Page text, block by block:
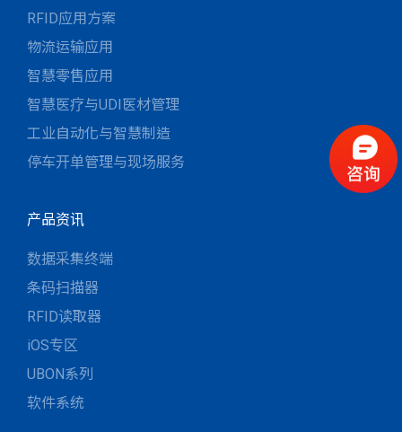
RFID应用方案
物流运输应用
智慧零售应用
智慧医疗与UDI医材管理
工业自动化与智慧制造
停车开单管理与现场服务
产品资讯
数据采集终端
条码扫描器
RFID读取器
iOS专区
UBON系列
软件系统